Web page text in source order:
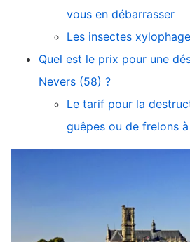
vous en débarrasser
Les insectes
Quel est le prix pour une
Nevers (58) ?
Le tarif pour la
guêpes ou de frelons